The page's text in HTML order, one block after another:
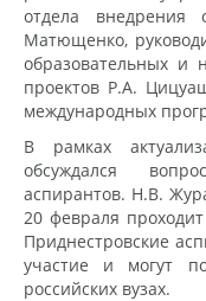
отдела внедрения
Матющенко,
образовательных и
проектов Р.А.
международных
В рамках
обсуждался
аспирантов. Н.В.
20 февраля
Приднестровские
участие и могут
российских вузах.